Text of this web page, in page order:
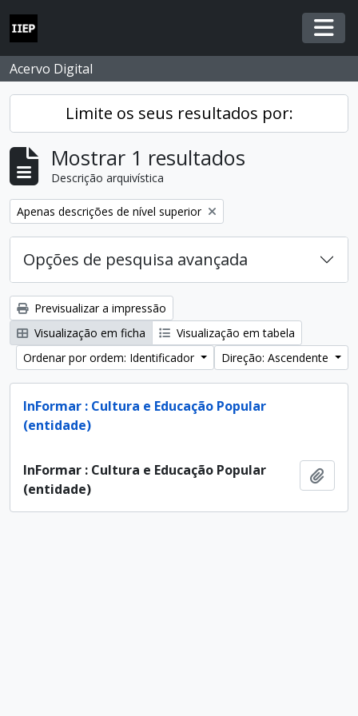
Skip to main content
Acervo Digital
Limite os seus resultados por:
Mostrar 1 resultados
Descrição arquivística
Remover filtro:
Apenas descrições de nível superior
Opções de pesquisa avançada
Previsualizar a impressão
Visualização em ficha
Visualização em tabela
Ordenar por ordem: Identificador
Direção: Ascendente
InFormar : Cultura e Educação Popular
(entidade)
InFormar : Cultura e Educação Popular
(entidade)